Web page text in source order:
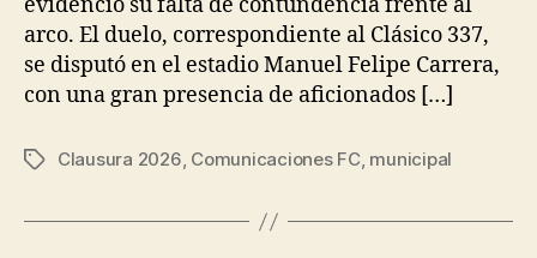
evidenció su falta de contundencia frente al
arco. El duelo, correspondiente al Clásico 337,
se disputó en el estadio Manuel Felipe Carrera,
con una gran presencia de aficionados […]
TagsClausura 2026, Comunicaciones FC, municipal